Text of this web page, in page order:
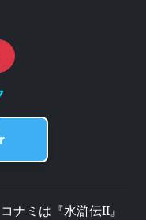
ナミは『水滸伝II』